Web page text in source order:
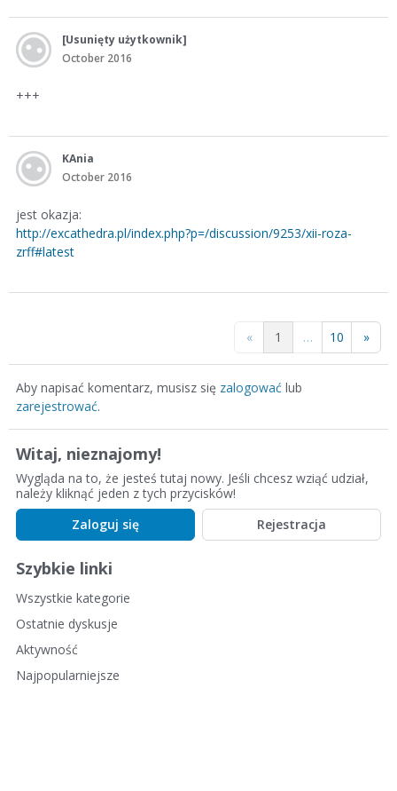
[Usunięty użytkownik]
October 2016
+++
KAnia
October 2016
jest okazja:
http://excathedra.pl/index.php?p=/discussion/9253/xii-roza-
zrff#latest
« 1 … 10 »
Aby napisać komentarz, musisz się zalogować lub
zarejestrować.
Witaj, nieznajomy!
Wygląda na to, że jesteś tutaj nowy. Jeśli chcesz wziąć udział,
należy kliknąć jeden z tych przycisków!
Zaloguj się
Rejestracja
Szybkie linki
Wszystkie kategorie
Ostatnie dyskusje
Aktywność
Najpopularniejsze